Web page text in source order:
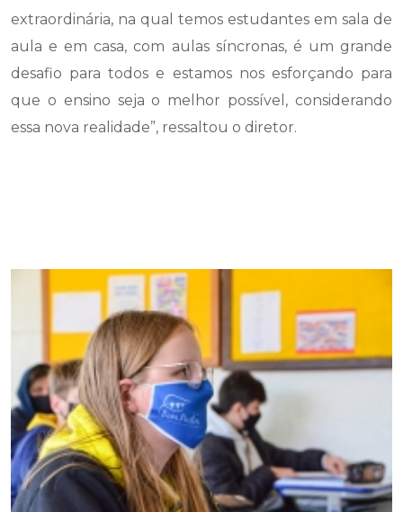
extraordinária, na qual temos estudantes em sala de
aula e em casa, com aulas síncronas, é um grande
desafio para todos e estamos nos esforçando para
que o ensino seja o melhor possível, considerando
essa nova realidade”, ressaltou o diretor.